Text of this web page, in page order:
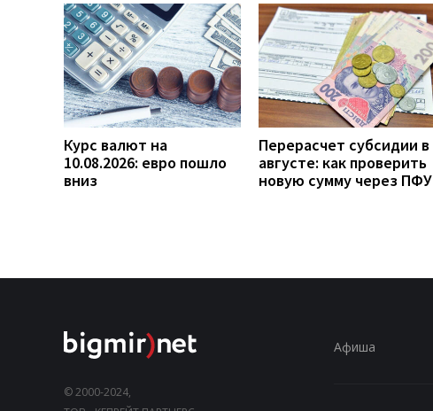
Курс валют на
10.08.2026: евро пошло
вниз
Перерасчет субсидии в
августе: как проверить
новую сумму через ПФУ
© 2000-2024,
Афиша